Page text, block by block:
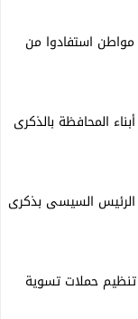
محافظ الدقهلية: 1596 مواطن استفادوا من
المحافظة بالذكرى
السيسى بذكرى
حملات تسوية